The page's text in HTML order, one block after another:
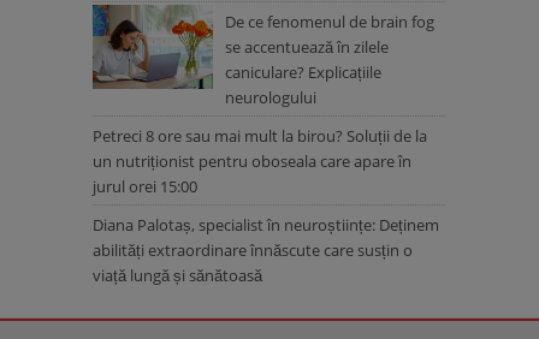
De ce fenomenul de brain fog
se accentuează în zilele
caniculare? Explicațiile
neurologului
Petreci 8 ore sau mai mult la birou? Soluții de la
un nutriționist pentru oboseala care apare în
jurul orei 15:00
Diana Palotaș, specialist în neuroștiințe: Deținem
abilități extraordinare înnăscute care susțin o
viață lungă și sănătoasă